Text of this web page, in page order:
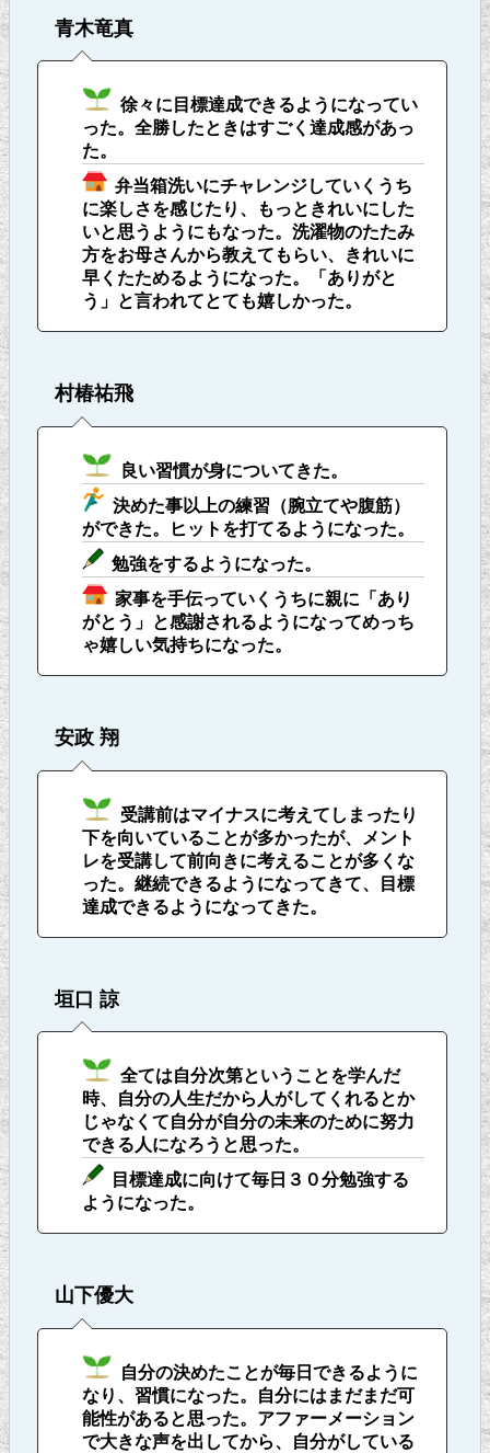
青木竜真
徐々に目標達成できるようになってい
った。全勝したときはすごく達成感があっ
た。
弁当箱洗いにチャレンジしていくうち
に楽しさを感じたり、もっときれいにした
いと思うようにもなった。洗濯物のたたみ
方をお母さんから教えてもらい、きれいに
早くたためるようになった。「ありがと
う」と言われてとても嬉しかった。
村椿祐飛
良い習慣が身についてきた。
決めた事以上の練習（腕立てや腹筋）
ができた。ヒットを打てるようになった。
勉強をするようになった。
家事を手伝っていくうちに親に「あり
がとう」と感謝されるようになってめっち
ゃ嬉しい気持ちになった。
安政 翔
受講前はマイナスに考えてしまったり
下を向いていることが多かったが、メント
レを受講して前向きに考えることが多くな
った。継続できるようになってきて、目標
達成できるようになってきた。
垣口 諒
全ては自分次第ということを学んだ
時、自分の人生だから人がしてくれるとか
じゃなくて自分が自分の未来のために努力
できる人になろうと思った。
目標達成に向けて毎日３０分勉強する
ようになった。
山下優大
自分の決めたことが毎日できるように
なり、習慣になった。自分にはまだまだ可
能性があると思った。アファーメーション
で大きな声を出してから、自分がしている